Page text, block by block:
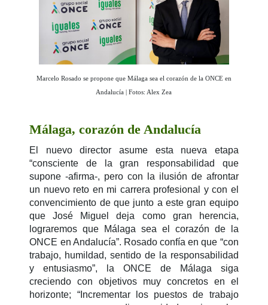
Marcelo Rosado se propone que Málaga sea el corazón de la ONCE en
Andalucía | Fotos: Alex Zea
Málaga, corazón de Andalucía
El nuevo director asume esta nueva etapa
“consciente de la gran responsabilidad que
supone -afirma-, pero con la ilusión de afrontar
un nuevo reto en mi carrera profesional y con el
convencimiento de que junto a este gran equipo
que José Miguel deja como gran herencia,
lograremos que Málaga sea el corazón de la
ONCE en Andalucía”. Rosado confía en que “con
trabajo, humildad, sentido de la responsabilidad
y entusiasmo”, la ONCE de Málaga siga
creciendo con objetivos muy concretos en el
horizonte; “Incrementar los puestos de trabajo